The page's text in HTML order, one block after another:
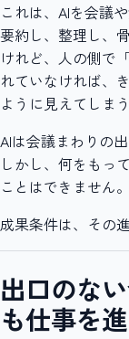
これは、AIを会議
要約し、整理し、
けれど、人の側で
れていなければ、
ように見えてしま
AIは会議まわりの
しかし、何をもっ
ことはできません。
成果条件は、その
出口のな
も仕事を